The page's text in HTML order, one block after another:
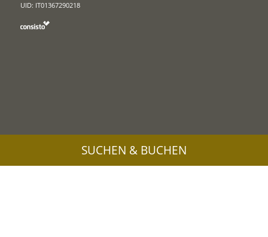
UID: IT01367290218
SUCHEN & BUCHEN